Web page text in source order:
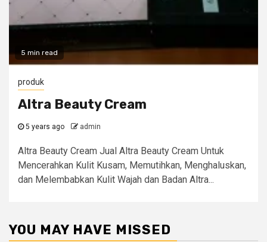
5 min read
produk
Altra Beauty Cream
5 years ago admin
Altra Beauty Cream Jual Altra Beauty Cream Untuk
Mencerahkan Kulit Kusam, Memutihkan, Menghaluskan,
dan Melembabkan Kulit Wajah dan Badan Altra...
YOU MAY HAVE MISSED